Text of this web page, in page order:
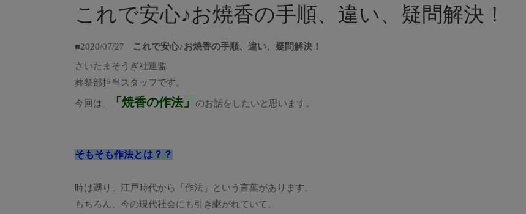
これで安心♪お焼香の手順、違い、疑問解決！
■2020/07/27
これで安心♪お焼香の手順、違い、疑問解決！
さいたまそうぎ社連盟
葬祭部担当スタッフです。
今回は 、 「焼香の作法 」 のお話をしたいと思います。
そもそも作法とは？？
時は遡り、江戸時代から「作法」という言葉があります。
もちろん、今の現代社会にも引き継がれていて、